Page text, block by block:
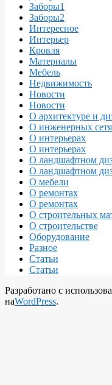
Заборы1
Заборы2
Интересное
Интерьер
Кровля
Материалы
Мебель
Недвижимость
Новости
Новости
О архитектуре и
О инженерных
О интерьерах
О интерьерах
О ландшафтном
О ландшафтном
О мебели
О ремонтах
О ремонтах
О строительных
О строительстве
Оборудование
Разное
Статьи
Статьи
Разработано с
наWordPress.